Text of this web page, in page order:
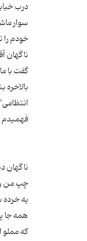
درب
سوار
گفت با
ناگهان
چپ من
همه جا